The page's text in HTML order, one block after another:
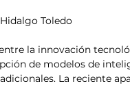
Toledo
la innovación
de modelos de
La reciente